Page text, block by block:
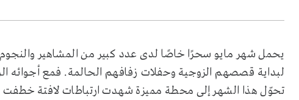
يحمل شهر مايو سحرًا خاصًا لدى عدد كبير من المشاهير
لبداية قصصهم الزوجية وحفلات زفافهم الحالمة. فمع أجوائه
تحوّل هذا الشهر إلى محطة مميزة شهدت ارتباطات لافتة خطفت